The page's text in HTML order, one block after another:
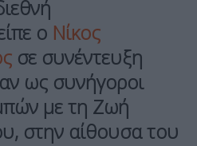
ο Νίκος
σε συνέντευξη
ως συνήγοροι
με τη Ζωή
στην αίθουσα του